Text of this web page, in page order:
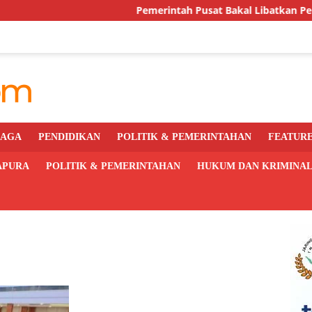
Pemerintah Pusat Bakal Libatkan Pemda Awasi
PENDIDIKAN POLITIK & PEMERINTAHAN
POLITIK & PEMERINTAHAN HUKUM DAN KRIMINAL